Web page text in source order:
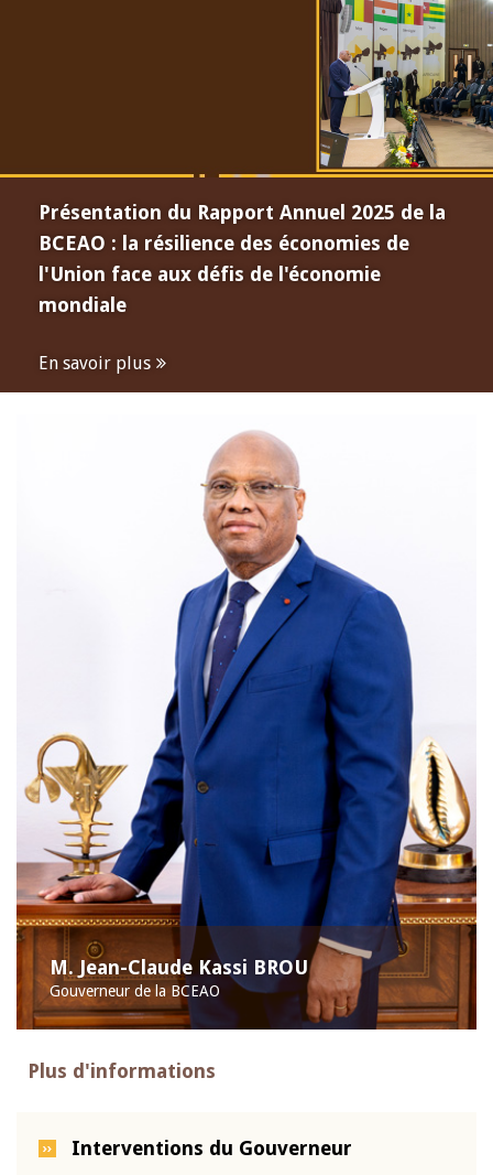
Présentation du Rapport Annuel 2025 de la
BCEAO : la résilience des économies de
l'Union face aux défis de l'économie
mondiale
En savoir plus
M. Jean-Claude Kassi BROU
Gouverneur de la BCEAO
Plus d'informations
Interventions du Gouverneur